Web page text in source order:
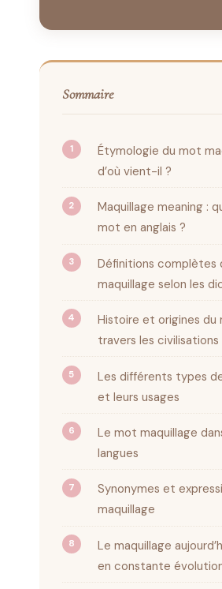
Sommaire
Étymologie du mot
d’où vient-il ?
Maquillage meaning :
mot en anglais ?
Définitions complètes
maquillage selon les
Histoire et origines du
travers les civilisations
Les différents types
et leurs usages
Le mot maquillage
langues
Synonymes et
maquillage
Le maquillage
en constante